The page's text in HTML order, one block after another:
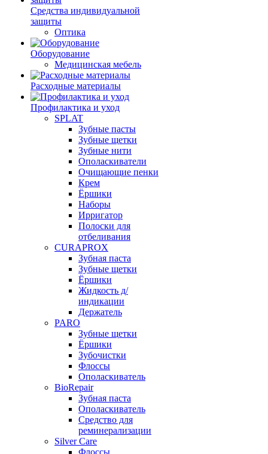
Средства индивидуальной
защиты
Оптика
Оборудование
Медицинская мебель
Расходные материалы
Профилактика и уход
SPLAT
Зубные пасты
Зубные щетки
Зубные нити
Ополаскиватели
Очищающие пенки
Крем
Ёршики
Наборы
Ирригатор
Полоски для
отбеливания
CURAPROX
Зубная паста
Зубные щетки
Ёршики
Жидкость д/
индикации
Держатель
PARO
Зубные щетки
Ёршики
Зубочистки
Флоссы
Ополаскиватель
BioRepair
Зубная паста
Ополаскиватель
Средство для
реминерализации
Silver Care
Флоссы